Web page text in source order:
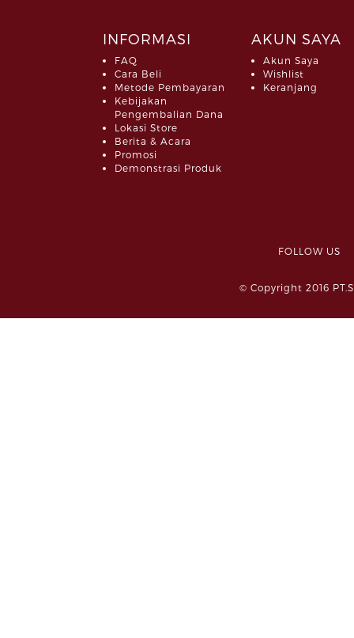
INFORMASI
FAQ
Cara Beli
Metode Pembayaran
Kebijakan
Pengembalian Dana
Lokasi Store
Berita & Acara
Promosi
Demonstrasi Produk
AKUN SAYA
Akun Saya
Wishlist
Keranjang
FOLLOW
© Copyright 2016